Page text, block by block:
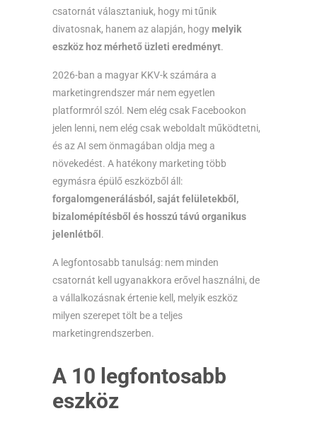
csatornát választaniuk, hogy mi tűnik
divatosnak, hanem az alapján, hogymelyik
eszköz hoz mérhető üzleti eredményt.
2026-ban a magyar KKV-k számára a
marketingrendszer már nem egyetlen
platformról szól. Nem elég csak Facebookon
jelen lenni, nem elég csak weboldalt működtetni,
és az AI sem önmagában oldja meg a
növekedést. A hatékony marketing több
egymásra épülő eszközből áll:
forgalomgenerálásból, saját felületekből,
bizalomépítésből és hosszú távú organikus
jelenlétből .
A legfontosabb tanulság: nem minden
csatornát kell ugyanakkora erővel használni, de
a vállalkozásnak értenie kell, melyik eszköz
milyen szerepet tölt be a teljes
marketingrendszerben.
A 10 legfontosabb
eszköz